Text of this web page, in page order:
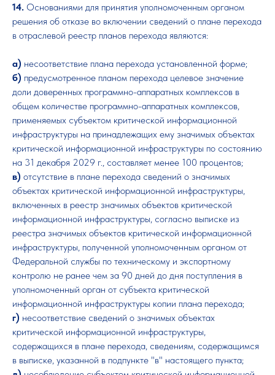
14. Основаниями для принятия уполномоченным органом
решения об отказе во включении сведений о плане перехода
в отраслевой реестр планов перехода являются:
а) несоответствие плана перехода установленной форме;
б) предусмотренное планом перехода целевое значение
доли доверенных программно-аппаратных комплексов в
общем количестве программно-аппаратных комплексов,
применяемых субъектом критической информационной
инфраструктуры на принадлежащих ему значимых объектах
критической информационной инфраструктуры по состоянию
на 31 декабря 2029 г., составляет менее 100 процентов;
в) отсутствие в плане перехода сведений о значимых
объектах критической информационной инфраструктуры,
включенных в реестр значимых объектов критической
информационной инфраструктуры, согласно выписке из
реестра значимых объектов критической информационной
инфраструктуры, полученной уполномоченным органом от
Федеральной службы по техническому и экспортному
контролю не ранее чем за 90 дней до дня поступления в
уполномоченный орган от субъекта критической
информационной инфраструктуры копии плана перехода;
г) несоответствие сведений о значимых объектах
критической информационной инфраструктуры,
содержащихся в плане перехода, сведениям, содержащимся
в выписке, указанной в подпункте "в" настоящего пункта;